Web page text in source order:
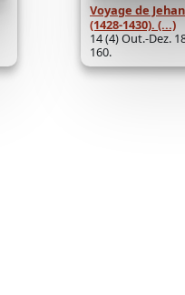
Voyage de
(1428-1430). (...)
14 (4) Out.-Dez.
160.